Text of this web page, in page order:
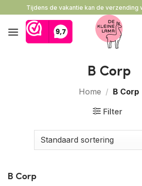
naar
inhoud
Tijdens de vakantie kan de verzending
B Corp
Home / B Corp
Filter
B Corp